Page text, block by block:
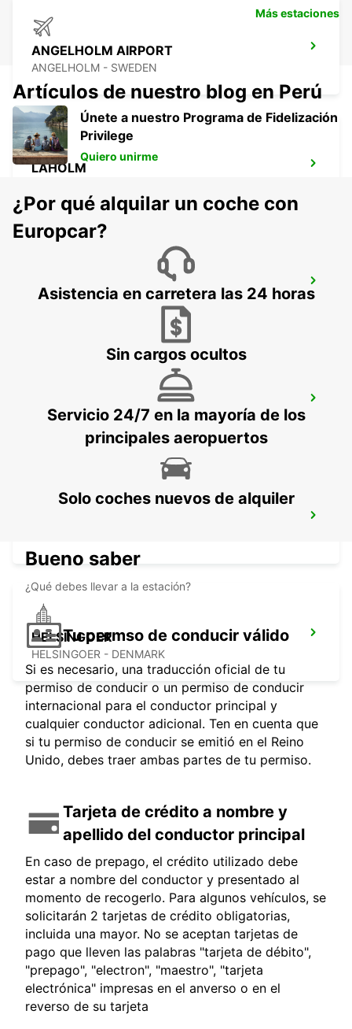
ANGELHOLM AIRPORT
ANGELHOLM - SWEDEN
LAHOLM
LUND
LUND - SWEDEN
LANDSKRONA - SWEDEN
HELSINGOER
HELSINGOER - DENMARK
Más estaciones
Artículos de nuestro blog en Perú
Únete a nuestro Programa de Fidelización
Privilege
Quiero unirme
¿Por qué alquilar un coche con
Europcar?
Asistencia en carretera las 24 horas
Sin cargos ocultos
Servicio 24/7 en la mayoría de los
principales aeropuertos
Solo coches nuevos de alquiler
Bueno saber
¿Qué debes llevar a la estación?
Tu permso de conducir válido
Si es necesario, una traducción oficial de tu
permiso de conducir o un permiso de conducir
internacional para el conductor principal y
cualquier conductor adicional. Ten en cuenta que
si tu permiso de conducir se emitió en el Reino
Unido, debes traer ambas partes de tu permiso.
Tarjeta de crédito a nombre y
apellido del conductor principal
En caso de prepago, el crédito utilizado debe
estar a nombre del conductor y presentado al
momento de recogerlo. Para algunos vehículos, se
solicitarán 2 tarjetas de crédito obligatorias,
incluida una mayor. No se aceptan tarjetas de
pago que lleven las palabras "tarjeta de débito",
"prepago", "electron", "maestro", "tarjeta
electrónica" impresas en el anverso o en el
reverso de su tarjeta